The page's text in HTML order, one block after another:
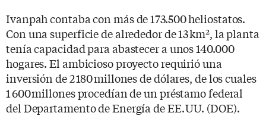
Ivanpah contaba con más de 173.500 heliostatos.
Con una superficie de alrededor de 13 km², la planta
tenía capacidad para abastecer a unos 140.000
hogares. El ambicioso proyecto requirió una
inversión de 2 180 millones de dólares, de los cuales
1 600 millones procedían de un préstamo federal
del Departamento de Energía de EE. UU. (DOE).